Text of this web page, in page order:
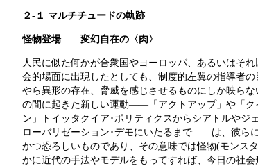
２-１ マルチチュードの軌跡
怪物登場――変幻自在の〈肉〉
人民に似た何かが合衆国やヨーロッパ、あるいはそ
会的場面に出現したとしても、制度的左翼の指導者の
やら異形の存在、脅威を感じさせるものにしか映ら
の間に起きた新しい運動――「アクトアップ」や「ク
ン」トイッタクイア･ポリティクスからシアトルやジ
ローバリゼーション･デモにいたるまで――は、彼ら
かつ恐ろしいものであり、その意味では怪物(モンス
かに近代の手法やモデルをもってすれば、今日の社